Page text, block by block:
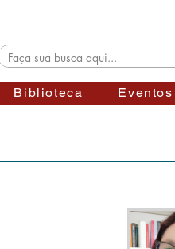
Biblioteca Eventos